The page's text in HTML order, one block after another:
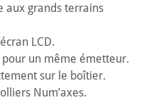
aux grands terrains
LCD.
un même émetteur.
sur le boîtier.
Num’axes.